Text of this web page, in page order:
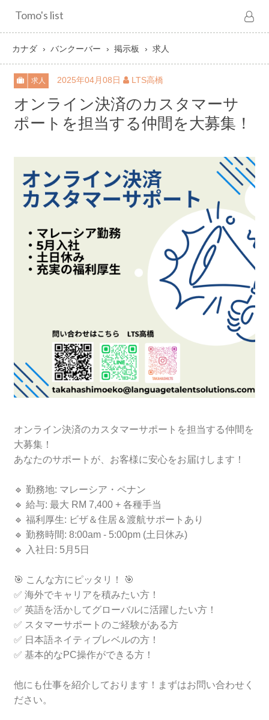
Tomo's list
カナダ バンクーバー 掲示板 求人
求人 2025年04月08日 LTS高橋
オンライン決済のカスタマーサ
ポートを担当する仲間を大募集！
オンライン決済のカスタマーサポートを担当する仲間を
大募集！
あなたのサポートが、お客様に安心をお届けします！
🔹 勤務地: マレーシア・ペナン
🔹 給与: 最大 RM 7,400 + 各種手当
🔹 福利厚生: ビザ＆住居＆渡航サポートあり
🔹 勤務時間: 8:00am - 5:00pm (土日休み)
🔹 入社日: 5月5日
🎯 こんな方にピッタリ！ 🎯
✅ 海外でキャリアを積みたい方！
✅ 英語を活かしてグローバルに活躍したい方！
✅ スタマーサポートのご経験がある方
✅ 日本語ネイティブレベルの方！
✅ 基本的なPC操作ができる方！
他にも仕事を紹介しております！まずはお問い合わせく
ださい。